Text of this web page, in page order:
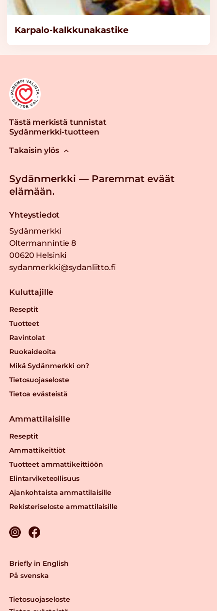
Knorr Kanaliemi,
vähäsuolainen 5kg/625L
Karpalo-kalkkunakastike
Tästä merkistä tunnistat
Sydänmerkki-tuotteen
Takaisin ylös
Sydänmerkki — Paremmat eväät
elämään.
Yhteystiedot
Sydänmerkki
Oltermannintie 8
00620 Helsinki
sydanmerkki@sydanliitto.fi
Kuluttajille
Reseptit
Tuotteet
Ravintolat
Ruokaideoita
Mikä Sydänmerkki on?
Tietosuojaseloste
Tietoa evästeistä
Ammattilaisille
Reseptit
Ammattikeittiöt
Tuotteet ammattikeittiöön
Elintarviketeollisuus
Ajankohtaista ammattilaisille
Rekisteriseloste ammattilaisille
Tietosuojaseloste
Briefly in English
På svenska